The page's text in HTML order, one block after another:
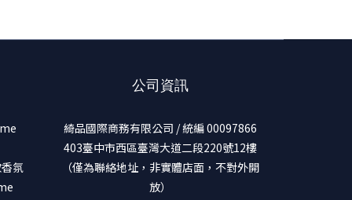
氛
公司資訊
綺品國際商務有限公司 / 統編 00097866
403臺中市西區臺灣大道二段220號12樓
（僅為聯絡地址，非實體店面，不對外開
放）